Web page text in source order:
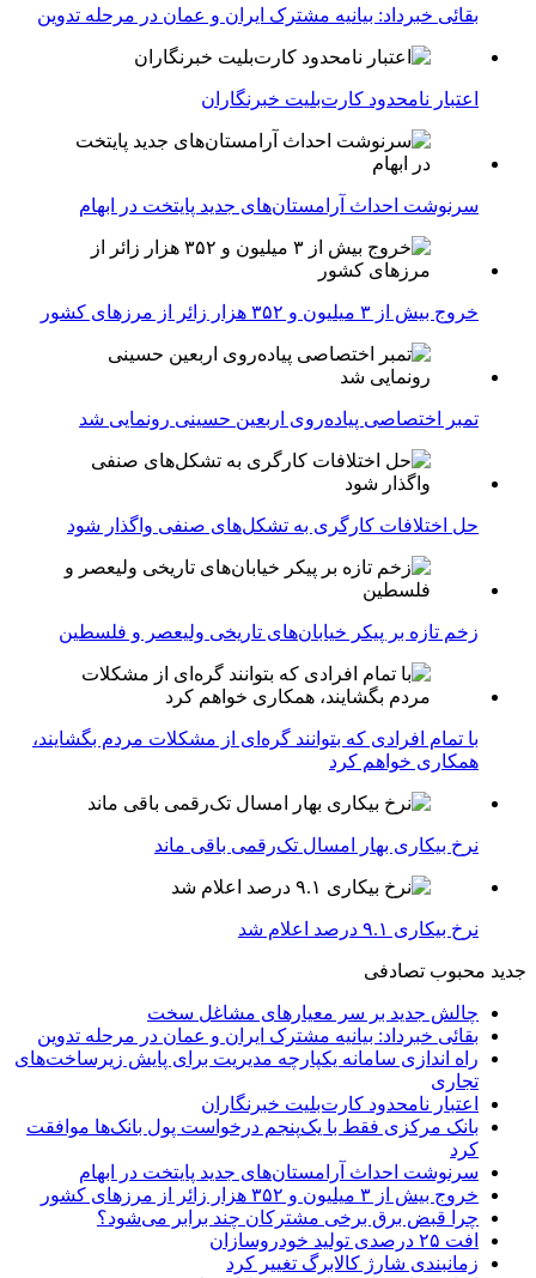
بقائی خبرداد: بیانیه مشترک ایران و عمان در مرحله تدوین
اعتبار نامحدود کارت‌بلیت خبرنگاران
سرنوشت احداث آرامستان‌های جدید پایتخت در ابهام
خروج بیش از ۳ میلیون و ۳۵۲ هزار زائر از مرزهای کشور
تمبر اختصاصی پیاده‌روی اربعین حسینی رونمایی شد
حل اختلافات کارگری به تشکل‌های صنفی واگذار شود
زخم تازه بر پیکر خیابان‌های تاریخی ولیعصر و فلسطین
با تمام افرادی که بتوانند گره‌ای از مشکلات مردم بگشایند،
همکاری خواهم کرد
نرخ بیکاری بهار امسال تک‌رقمی باقی ماند
نرخ بیکاری ۹.۱ درصد اعلام شد
جدید محبوب تصادفی
چالش جدید بر سر معیارهای مشاغل سخت
بقائی خبرداد: بیانیه مشترک ایران و عمان در مرحله تدوین
راه اندازی سامانه یکپارچه مدیریت برای پایش زیرساخت‌های
تجاری
اعتبار نامحدود کارت‌بلیت خبرنگاران
بانک مرکزی فقط با یک‌‎پنجم درخواست پول بانک‌ها موافقت
کرد
سرنوشت احداث آرامستان‌های جدید پایتخت در ابهام
خروج بیش از ۳ میلیون و ۳۵۲ هزار زائر از مرزهای کشور
چرا قبض برق برخی مشترکان چند برابر می‌شود؟
افت ۲۵ درصدی تولید خودروسازان
زمانبندی شارژ کالابرگ تغییر کرد